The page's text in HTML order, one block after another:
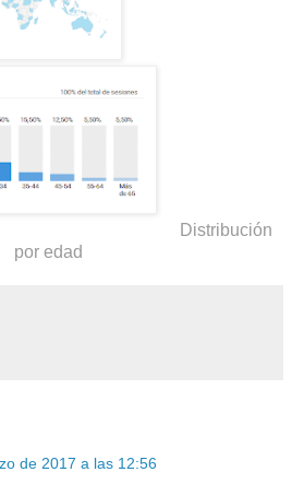
Distribución
por edad
de 2017 a las 12:56